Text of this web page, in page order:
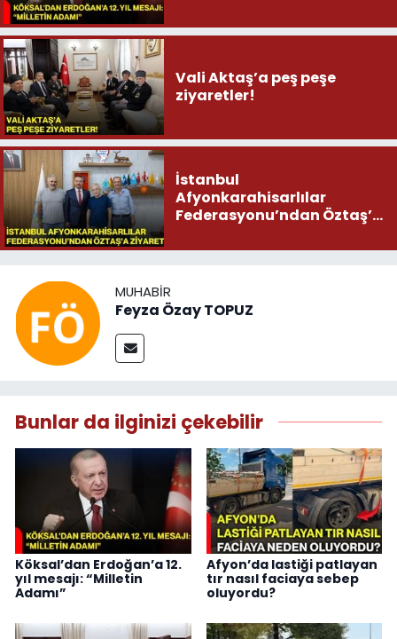
Vali Aktaş’a peş peşe
ziyaretler!
İstanbul
Afyonkarahisarlılar
Federasyonu’ndan Öztaş’a
MUHABIR
Feyza Özay TOPUZ
Bunlar da ilginizi çekebilir
Köksal’dan Erdoğan’a 12.
yıl mesajı: “Milletin
Adamı”
Afyon’da lastiği patlayan
tır nasıl faciaya sebep
oluyordu?